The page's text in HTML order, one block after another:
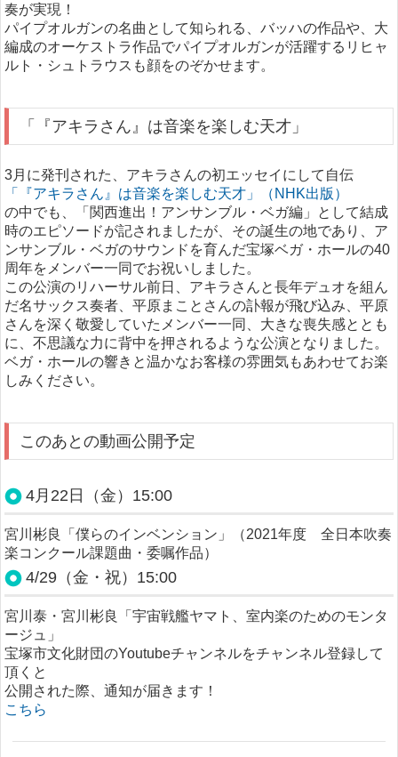
奏が実現！
パイプオルガンの名曲として知られる、バッハの作品や、大
編成のオーケストラ作品でパイプオルガンが活躍するリヒャ
ルト・シュトラウスも顔をのぞかせます。
「『アキラさん』は音楽を楽しむ天才」
3月に発刊された、アキラさんの初エッセイにして自伝
「『アキラさん』は音楽を楽しむ天才」（NHK出版）
の中でも、「関西進出！アンサンブル・ベガ編」として結成
時のエピソードが記されましたが、その誕生の地であり、ア
ンサンブル・ベガのサウンドを育んだ宝塚ベガ・ホールの40
周年をメンバー一同でお祝いしました。
この公演のリハーサル前日、アキラさんと長年デュオを組ん
だ名サックス奏者、平原まことさんの訃報が飛び込み、平原
さんを深く敬愛していたメンバー一同、大きな喪失感ととも
に、不思議な力に背中を押されるような公演となりました。
ベガ・ホールの響きと温かなお客様の雰囲気もあわせてお楽
しみください。
このあとの動画公開予定
4月22日（金）15:00
宮川彬良「僕らのインベンション」（2021年度 全日本吹奏
楽コンクール課題曲・委嘱作品）
4/29（金・祝）15:00
宮川泰・宮川彬良「宇宙戦艦ヤマト、室内楽のためのモンタ
ージュ」
宝塚市文化財団のYoutubeチャンネルをチャンネル登録して
頂くと
公開された際、通知が届きます！
こちら